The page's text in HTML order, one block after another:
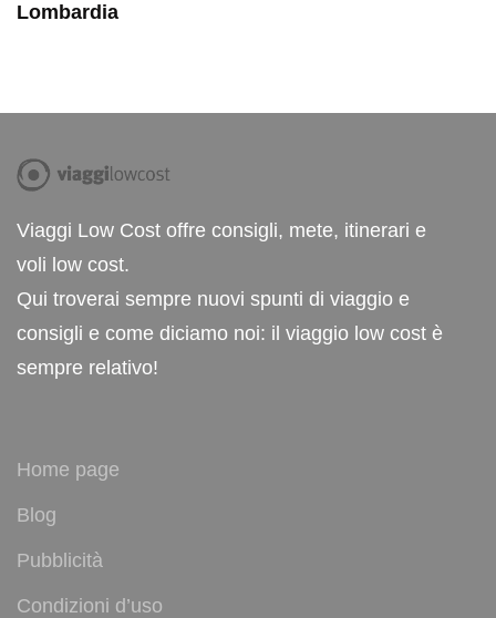
Lombardia
Viaggi Low Cost offre consigli, mete, itinerari e
voli low cost.
Qui troverai sempre nuovi spunti di viaggio e
consigli e come diciamo noi: il viaggio low cost è
sempre relativo!
Home page
Blog
Pubblicità
Condizioni d’uso